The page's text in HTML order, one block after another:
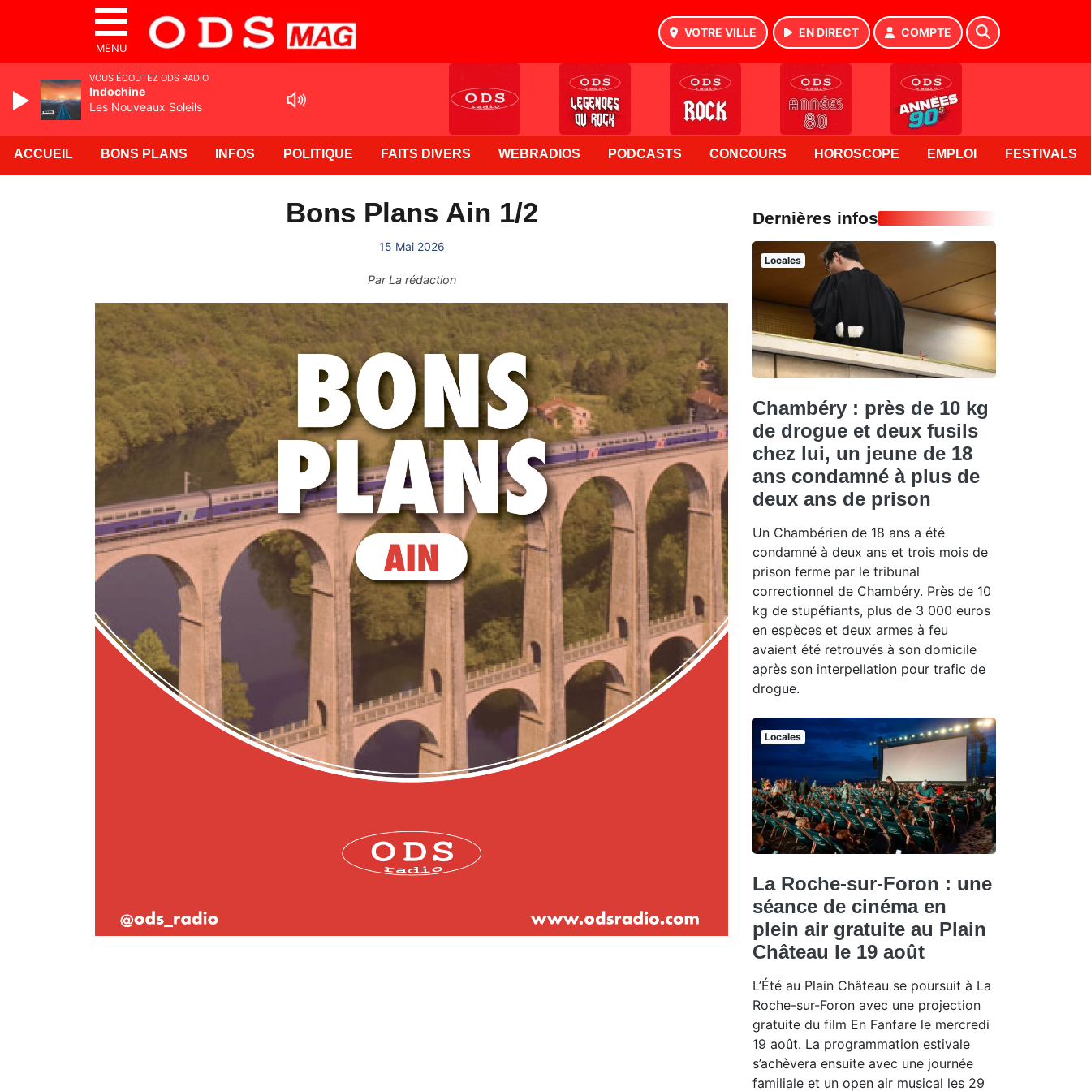
MENU
VOTRE VILLE EN DIRECT COMPTE
ACCUEIL BONS PLANS INFOS POLITIQUE FAITS DIVERS WEBRADIOS PODCASTS CONCOURS HOROSCOPE EMPLOI FESTIVALS
Bons Plans Ain 1/2
15 Mai 2026
ParLa rédaction
Dernières infos
Locales
Chambéry : près de 10 kg
de drogue et deux fusils
chez lui, un jeune de 18
ans condamné à plus de
deux ans de prison
Un Chambérien de 18 ans a été
condamné à deux ans et trois mois de
prison ferme par le tribunal
correctionnel de Chambéry. Près de 10
kg de stupéfiants, plus de 3 000 euros
en espèces et deux armes à feu
avaient été retrouvés à son domicile
après son interpellation pour trafic de
drogue.
Locales
La Roche-sur-Foron : une
séance de cinéma en
plein air gratuite au Plain
Château le 19 août
L’Été au Plain Château se poursuit à La
Roche-sur-Foron avec une projection
gratuite du film En Fanfare le mercredi
19 août. La programmation estivale
s’achèvera ensuite avec une journée
familiale et un open air musical les 29
VOUS ÉCOUTEZ ODS RADIO
Indochine
Les Nouveaux Soleils